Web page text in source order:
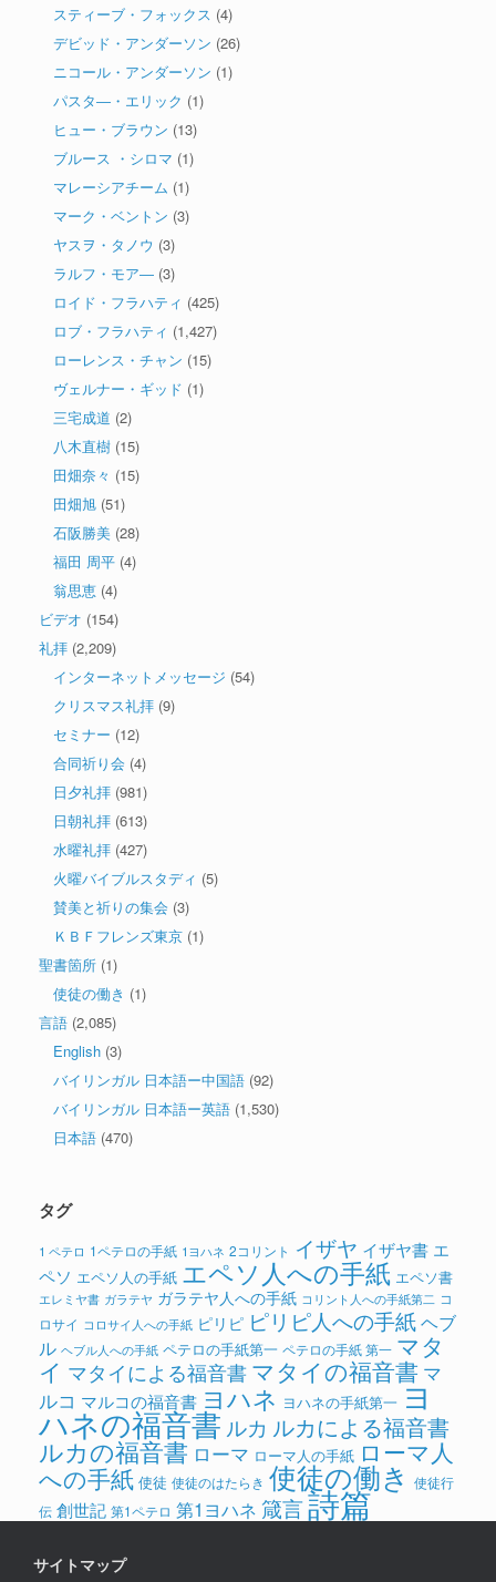
スティーブ・フォックス (4)
デビッド・アンダーソン (26)
ニコール・アンダーソン (1)
パスタ―・エリック (1)
ヒュー・ブラウン (13)
ブルース ・シロマ (1)
マレーシアチーム (1)
マーク・ベントン (3)
ヤスヲ・タノウ (3)
ラルフ・モア― (3)
ロイド・フラハティ (425)
ロブ・フラハティ (1,427)
ローレンス・チャン (15)
ヴェルナー・ギッド (1)
三宅成道 (2)
八木直樹 (15)
田畑奈々 (15)
田畑旭 (51)
石阪勝美 (28)
福田 周平 (4)
翁思恵 (4)
ビデオ (154)
礼拝 (2,209)
インターネットメッセージ (54)
クリスマス礼拝 (9)
セミナー (12)
合同祈り会 (4)
日夕礼拝 (981)
日朝礼拝 (613)
水曜礼拝 (427)
火曜バイブルスタディ (5)
賛美と祈りの集会 (3)
ＫＢＦフレンズ東京 (1)
聖書箇所 (1)
使徒の働き (1)
言語 (2,085)
English (3)
バイリンガル 日本語ー中国語 (92)
バイリンガル 日本語ー英語 (1,530)
日本語 (470)
タグ
1 ペテロ 1ペテロの手紙 1ヨハネ 2コリント イザヤ イザヤ書 エ
ペソ エペソ人の手紙 エペソ人への手紙 エペソ書
エレミヤ書 ガラテヤ ガラテヤ人への手紙 コリント人への手紙第二 コ
ロサイ コロサイ人への手紙 ピリピ ピリピ人への手紙ヘブ
ル ヘブル人への手紙 ペテロの手紙第一 ペテロの手紙 第一 マタ
イ マタイによる福音書 マタイの福音書 マ
ルコ マルコの福音書 ヨハネ ヨハネの手紙第一 ヨ
ハネの福音書 ルカ ルカによる福音書
ルカの福音書 ローマ ローマ人の手紙 ローマ人
への手紙 使徒 使徒のはたらき 使徒の働き 使徒行
伝 創世記 第1ペテロ 第1ヨハネ 箴言詩篇
サイトマップ